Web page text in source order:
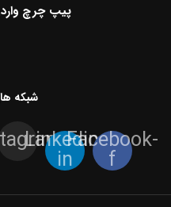
پیپ چرچ
شبکه
Facebook-
f
Linkedin-
in